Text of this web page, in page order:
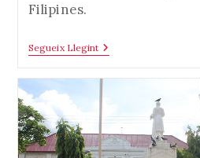
Filipines.
Segueix LlegintQuè
Menjar
Filipines